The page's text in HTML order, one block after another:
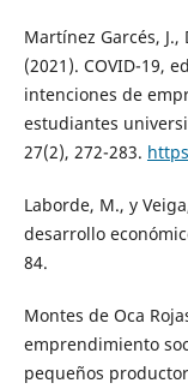
Martínez Garcés,
(2021). COVID-19,
intenciones de
estudiantes
27(2), 272-283.
Laborde, M., y
desarrollo
84.
Montes de Oca
emprendimiento
pequeños